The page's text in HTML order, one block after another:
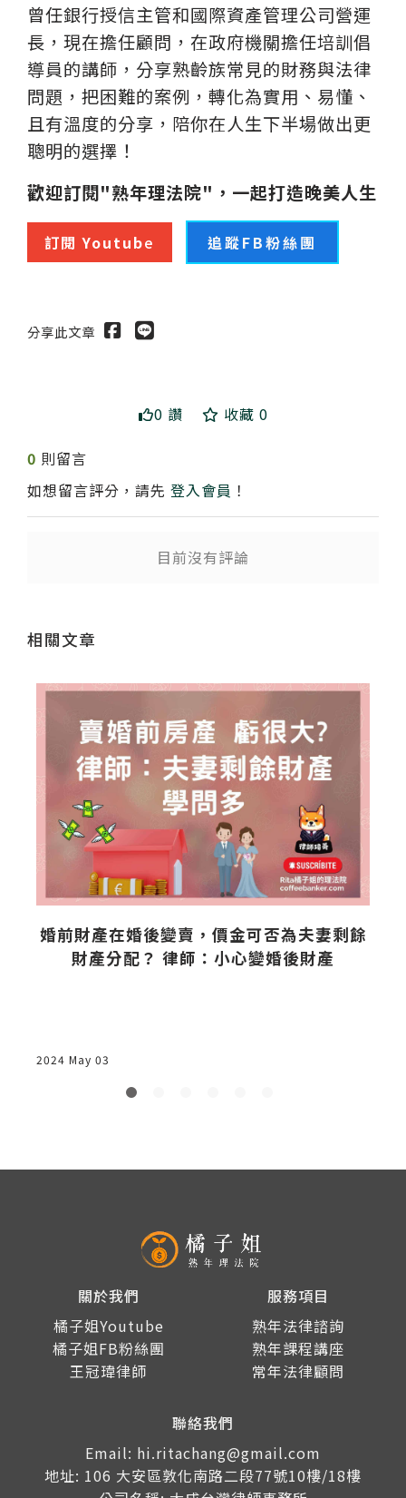
曾任銀行授信主管和國際資產管理公司營運
長，現在擔任顧問，在政府機關擔任培訓倡
導員的講師，分享熟齡族常見的財務與法律
問題，把困難的案例，轉化為實用、易懂、
且有溫度的分享，陪你在人生下半場做出更
聰明的選擇！
歡迎訂閱"熟年理法院"，一起打造晚美人生
訂閱 Youtube 追蹤FB粉絲團
分享此文章
0 讚 收藏 0
0 則留言
如想留言評分，請先 登入會員 ！
目前沒有評論
相關文章
婚前財產在婚後變賣，價金可否為夫妻剩餘
財產分配？ 律師：小心變婚後財產
2024 May 03
關於我們
橘子姐Youtube
橘子姐FB粉絲團
王冠瑋律師
服務項目
熟年法律諮詢
熟年課程講座
常年法律顧問
聯絡我們
Email: hi.ritachang@gmail.com
地址: 106 大安區敦化南路二段77號10樓/18樓